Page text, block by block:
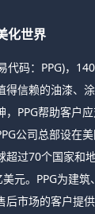
化世界
代码：PPG)，
信赖的油漆、
，PPG帮助客户
公司总部设在
超过70个国家和
元。PPG为建
后市场的客户提